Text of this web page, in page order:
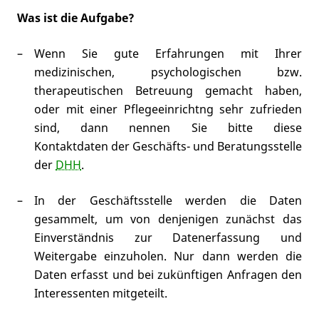
Was ist die Aufgabe?
Wenn Sie gute Erfahrungen mit Ihrer
medizinischen, psychologischen bzw.
therapeutischen Betreuung gemacht haben,
oder mit einer Pflegeeinrichtng sehr zufrieden
sind, dann nennen Sie bitte diese
Kontaktdaten der Geschäfts- und Beratungsstelle
der DHH.
In der Geschäftsstelle werden die Daten
gesammelt, um von denjenigen zunächst das
Einverständnis zur Datenerfassung und
Weitergabe einzuholen. Nur dann werden die
Daten erfasst und bei zukünftigen Anfragen den
Interessenten mitgeteilt.